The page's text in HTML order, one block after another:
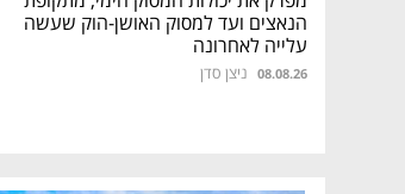
הנאצים ועד למסוק האושן-הוק שעשה
עלייה לאחרונה
08.08.26 ניצן סדן